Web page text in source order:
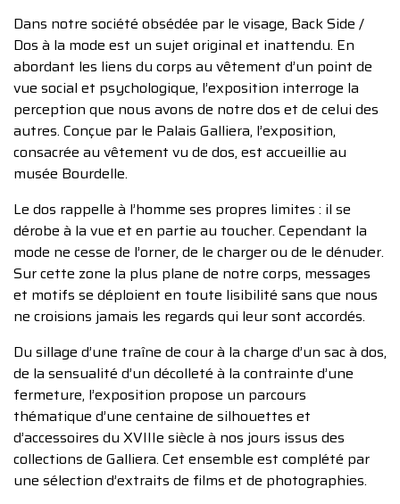
Dans notre société obsédée par le visage, Back Side /
Dos à la mode est un sujet original et inattendu. En
abordant les liens du corps au vêtement d’un point de
vue social et psychologique, l’exposition interroge la
perception que nous avons de notre dos et de celui des
autres. Conçue par le Palais Galliera, l’exposition,
consacrée au vêtement vu de dos, est accueillie au
musée Bourdelle.
Le dos rappelle à l’homme ses propres limites : il se
dérobe à la vue et en partie au toucher. Cependant la
mode ne cesse de l’orner, de le charger ou de le dénuder.
Sur cette zone la plus plane de notre corps, messages
et motifs se déploient en toute lisibilité sans que nous
ne croisions jamais les regards qui leur sont accordés.
Du sillage d’une traîne de cour à la charge d’un sac à dos,
de la sensualité d’un décolleté à la contrainte d’une
fermeture, l’exposition propose un parcours
thématique d’une centaine de silhouettes et
d’accessoires du XVIIIe siècle à nos jours issus des
collections de Galliera. Cet ensemble est complété par
une sélection d’extraits de films et de photographies.